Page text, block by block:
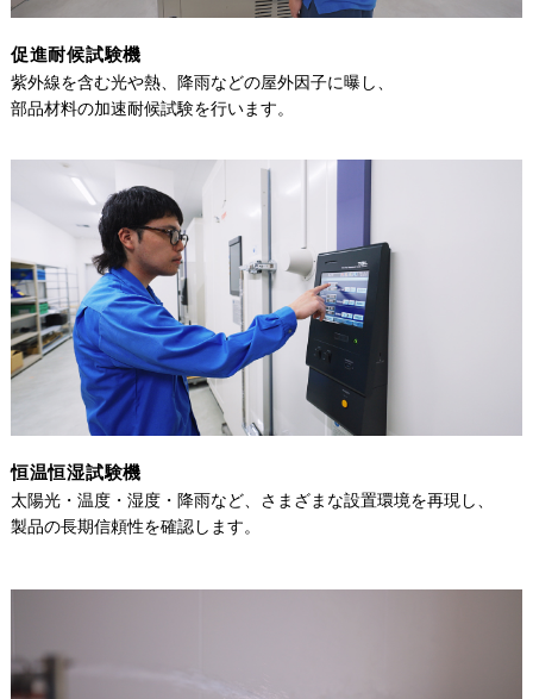
促進耐候試験機
紫外線を含む光や熱、降雨などの屋外因子に曝し、
部品材料の加速耐候試験を行います。
恒温恒湿試験機
太陽光・温度・湿度・降雨など、さまざまな設置環境を再現し、
製品の長期信頼性を確認します。